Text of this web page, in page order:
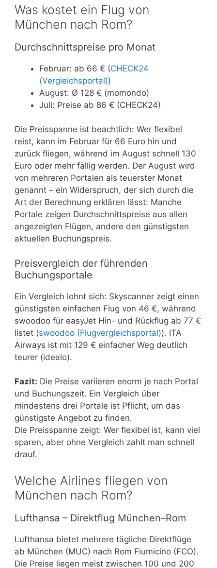
Was kostet ein Flug von
München nach Rom?
Durchschnittspreise pro Monat
Februar: ab 66 € (CHECK24
(Vergleichsportal))
August: Ø 128 € (momondo)
Juli: Preise ab 86 € (CHECK24)
Die Preisspanne ist beachtlich: Wer flexibel
reist, kann im Februar für 66 Euro hin und
zurück fliegen, während im August schnell 130
Euro oder mehr fällig werden. Der August wird
von mehreren Portalen als teuerster Monat
genannt – ein Widerspruch, der sich durch die
Art der Berechnung erklären lässt: Manche
Portale zeigen Durchschnittspreise aus allen
angezeigten Flügen, andere den günstigsten
aktuellen Buchungspreis.
Preisvergleich der führenden
Buchungsportale
Ein Vergleich lohnt sich: Skyscanner zeigt einen
günstigsten einfachen Flug von 46 €, während
swoodoo für easyJet Hin- und Rückflug ab 77 €
listet (swoodoo (Flugvergleichsportal)). ITA
Airways ist mit 129 € einfacher Weg deutlich
teurer (idealo).
Fazit: Die Preise variieren enorm je nach Portal
und Buchungszeit. Ein Vergleich über
mindestens drei Portale ist Pflicht, um das
günstigste Angebot zu finden.
Die Preisspanne zeigt: Wer flexibel ist, kann viel
sparen, aber ohne Vergleich zahlt man schnell
drauf.
Welche Airlines fliegen von
München nach Rom?
Lufthansa – Direktflug München–Rom
Lufthansa bietet mehrere tägliche Direktflüge
ab München (MUC) nach Rom Fiumicino (FCO).
Die Preise liegen meist zwischen 100 und 200